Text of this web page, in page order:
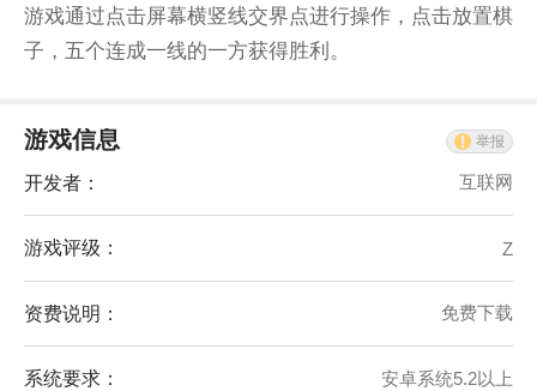
游戏通过点击屏幕横竖线交界点进行操作，点击放置棋
子，五个连成一线的一方获得胜利。
游戏信息 举报
开发者： 互联网
游戏评级： Z
资费说明： 免费下载
系统要求： 安卓系统5.2以上